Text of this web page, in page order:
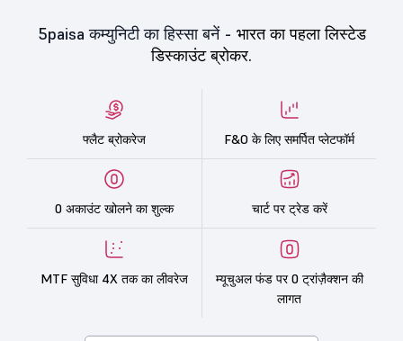
5paisa कम्युनिटी का हिस्सा बनें - भारत का पहला लिस्टेड
डिस्काउंट ब्रोकर.
फ्लैट ब्रोकरेज F&O के लिए समर्पित प्लेटफॉर्म
0 अकाउंट खोलने का शुल्क चार्ट पर ट्रेड करें
MTF सुविधा 4X तक का लीवरेज
म्यूचुअल फंड पर 0 ट्रांज़ैक्शन की
लागत